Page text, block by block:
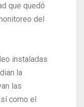
que quedó
del
instaladas
la
las
como el